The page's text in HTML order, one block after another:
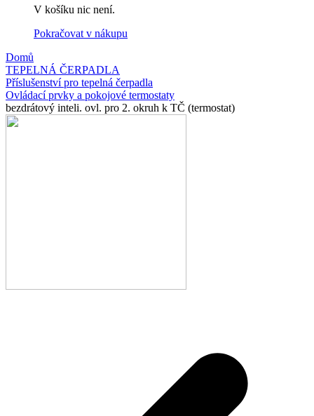
V košíku nic není.
Pokračovat v nákupu
Domů
TEPELNÁ ČERPADLA
Příslušenství pro tepelná čerpadla
Ovládací prvky a pokojové termostaty
bezdrátový inteli. ovl. pro 2. okruh k TČ (termostat)